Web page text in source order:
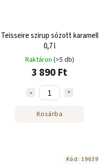
Teisseire szirup sózott karamell
0,7 l
Raktáron (>5 db)
3 890 Ft
Kosárba
Kód: 19639